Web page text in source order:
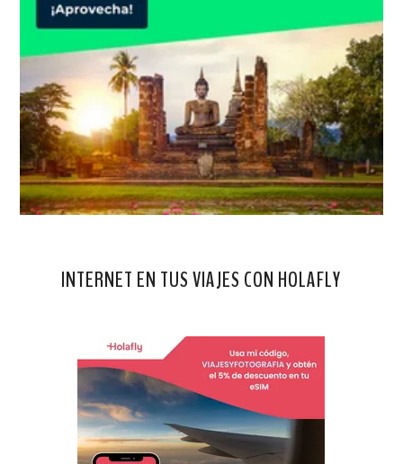
INTERNET EN TUS VIAJES CON HOLAFLY